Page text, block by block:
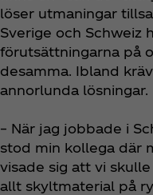
löser utmaningar
Sverige och Schweiz
förutsättningarna på
desamma. Ibland
annorlunda lösningar.
– När jag jobbade i
stod min kollega där
visade sig att vi
allt skyltmaterial på